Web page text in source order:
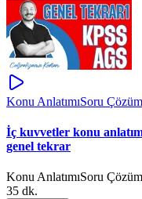
Konu AnlatımıSoru
İç kuvvetler konu
genel tekrar
Konu AnlatımıSoru
35 dk.